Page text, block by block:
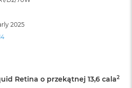
2025
Retina o przekątnej 13,6 cala2